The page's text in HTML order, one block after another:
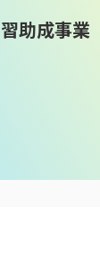
助成事業